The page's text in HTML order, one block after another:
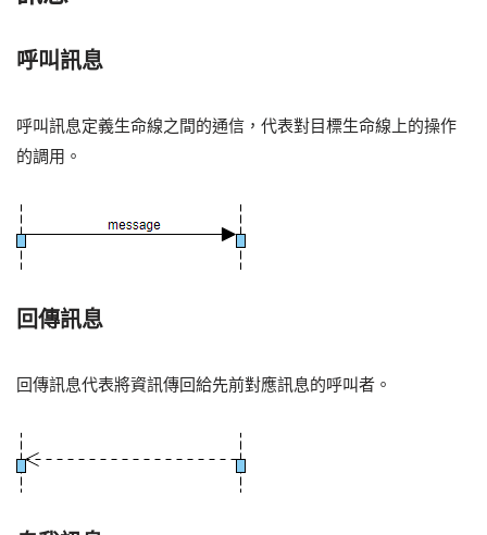
呼叫訊息
呼叫訊息定義生命線之間的通信，代表對目標生命線上的操作
的調用。
回傳訊息
回傳訊息代表將資訊傳回給先前對應訊息的呼叫者。